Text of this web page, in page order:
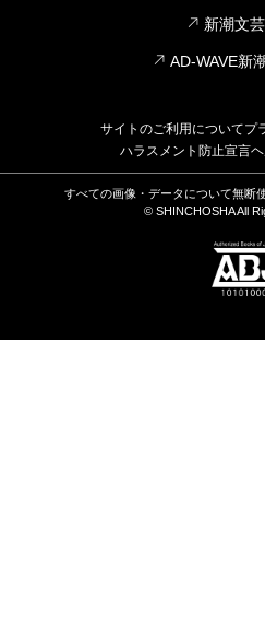
新潮文
AD-WAVE新
サイトのご利用についてプ
ハラスメント防止宣言
すべての画像・データについて無断
© SHINCHOSHA All